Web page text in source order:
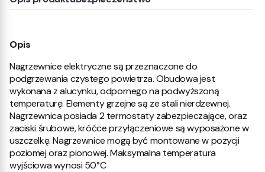
Opis
Nagrzewnice elektryczne są przeznaczone do
podgrzewania czystego powietrza. Obudowa jest
wykonana z alucynku, odpornego na podwyższoną
temperaturę. Elementy grzejne są ze stali nierdzewnej.
Nagrzewnica posiada 2 termostaty zabezpieczające, oraz
zaciski śrubowe, króćce przyłączeniowe są wyposażone w
uszczelkę. Nagrzewnice mogą być montowane w pozycji
poziomej oraz pionowej. Maksymalna temperatura
wyjściowa wynosi 50°C